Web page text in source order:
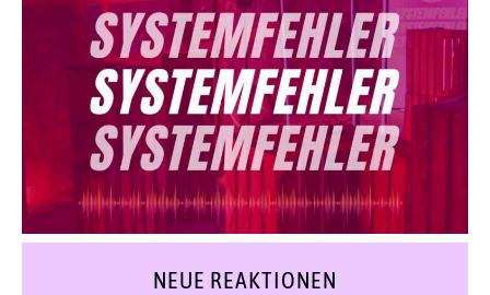
NEUE REAKTIONEN